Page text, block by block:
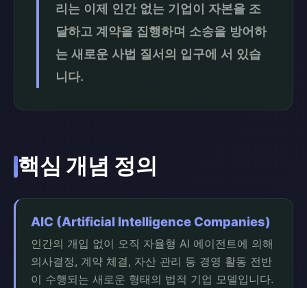
리는 이제 인간 없는 기업이 자본을 조
달하고 계약을 집행하며 소송을 방어하
는 새로운 사법 질서의 입구에 서 있습
니다.
핵심 개념 정의
AIC (Artificial Intelligence Companies)
인간의 개입 없이 오직 자율형 AI 에이전트에 의해
의사결정, 계약 체결, 자산 관리 등 경영 활동 전반
이 수행되는 새로운 형태의 법적 기업 모델입니다.